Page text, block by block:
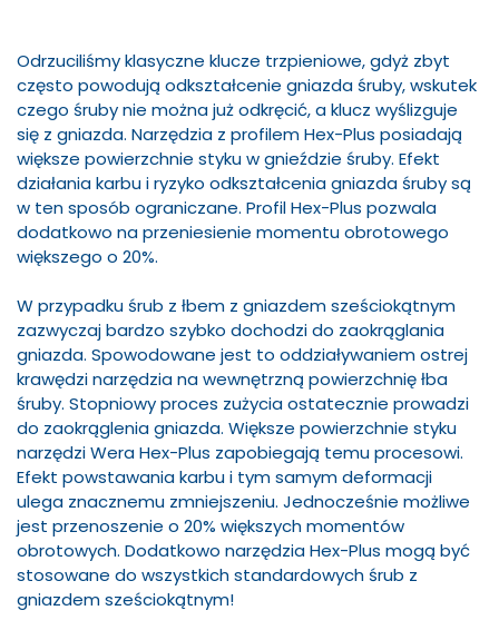
Odrzuciliśmy klasyczne klucze trzpieniowe, gdyż zbyt
często powodują odkształcenie gniazda śruby, wskutek
czego śruby nie można już odkręcić, a klucz wyślizguje
się z gniazda. Narzędzia z profilem Hex-Plus posiadają
większe powierzchnie styku w gnieździe śruby. Efekt
działania karbu i ryzyko odkształcenia gniazda śruby są
w ten sposób ograniczane. Profil Hex-Plus pozwala
dodatkowo na przeniesienie momentu obrotowego
większego o 20%.
W przypadku śrub z łbem z gniazdem sześciokątnym
zazwyczaj bardzo szybko dochodzi do zaokrąglania
gniazda. Spowodowane jest to oddziaływaniem ostrej
krawędzi narzędzia na wewnętrzną powierzchnię łba
śruby. Stopniowy proces zużycia ostatecznie prowadzi
do zaokrąglenia gniazda. Większe powierzchnie styku
narzędzi Wera Hex-Plus zapobiegają temu procesowi.
Efekt powstawania karbu i tym samym deformacji
ulega znacznemu zmniejszeniu. Jednocześnie możliwe
jest przenoszenie o 20% większych momentów
obrotowych. Dodatkowo narzędzia Hex-Plus mogą być
stosowane do wszystkich standardowych śrub z
gniazdem sześciokątnym!